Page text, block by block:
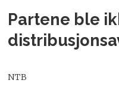
Partene ble
NTB